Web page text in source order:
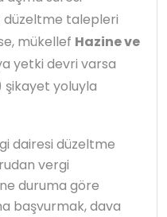
düzeltme talepleri
mükellef Hazine ve
yetki devri varsa
şikayet yoluyla
dairesi düzeltme
vergi
duruma göre
başvurmak, dava